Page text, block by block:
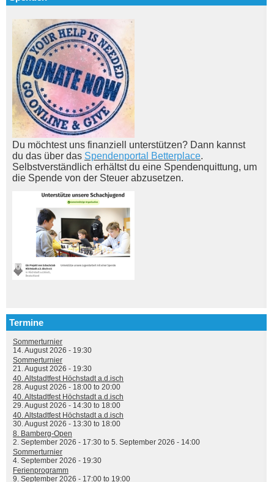
Du möchtest uns finanziell unterstützen? Dann kannst
du das über das Spendenportal Betterplace.
Selbstverständlich erhältst du eine Spendenquittung, um
die Spende von der Steuer abzusetzen.
Termine
Sommerturnier
14. August 2026 - 19:30
Sommerturnier
21. August 2026 - 19:30
40. Altstadtfest Höchstadt a.d.isch
28. August 2026 - 18:00 to 20:00
40. Altstadtfest Höchstadt a.d.isch
29. August 2026 - 14:30 to 18:00
40. Altstadtfest Höchstadt a.d.isch
30. August 2026 - 13:30 to 18:00
8. Bamberg-Open
2. September 2026 - 17:30 to 5. September 2026 - 14:00
Sommerturnier
4. September 2026 - 19:30
Ferienprogramm
9. September 2026 - 17:00 to 19:00